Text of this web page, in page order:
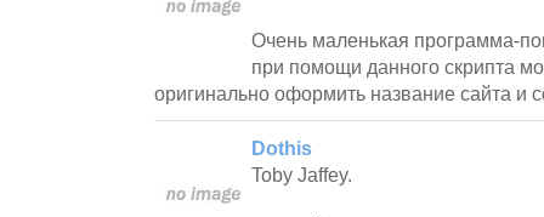
Очень маленькая программа-
при помощи данного скрипта
оригинально оформить название сайта и
Dothis
Toby Jaffey.